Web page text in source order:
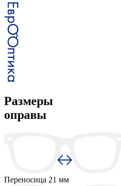
Размеры
оправы
Переносица 21 мм